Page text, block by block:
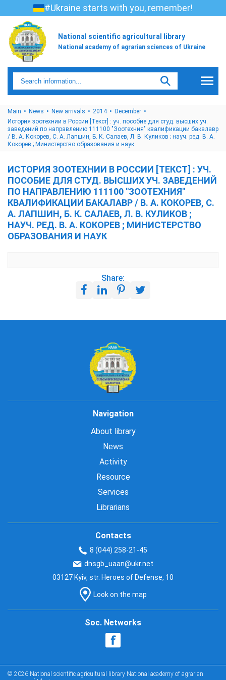
#Ukraine starts with you, remember!
National scientific agricultural library
National academy of agrarian sciences of Ukraine
Main News New arrivals 2014
December
История зоотехнии в России [Текст] : уч. пособие для студ. высших уч.
заведений по направлению 111100 "Зоотехния" квалификации бакалавр
/ В. А. Кокорев, С. А. Лапшин, Б. К. Салаев, Л. В. Куликов ; науч. ред. В. А.
Кокорев ; Министерство образования и наук
ИСТОРИЯ ЗООТЕХНИИ В РОССИИ [ТЕКСТ] : УЧ.
ПОСОБИЕ ДЛЯ СТУД. ВЫСШИХ УЧ. ЗАВЕДЕНИЙ
ПО НАПРАВЛЕНИЮ 111100 "ЗООТЕХНИЯ"
КВАЛИФИКАЦИИ БАКАЛАВР / В. А. КОКОРЕВ, С.
А. ЛАПШИН, Б. К. САЛАЕВ, Л. В. КУЛИКОВ ;
НАУЧ. РЕД. В. А. КОКОРЕВ ; МИНИСТЕРСТВО
ОБРАЗОВАНИЯ И НАУК
Share:
Navigation
About library
News
Activity
Resource
Services
Librarians
Contacts
8 (044) 258-21-45
dnsgb_uaan@ukr.net
03127 Kyiv, str. Heroes of Defense, 10
Look on the map
Soc. Networks
© 2026 National scientific agricultural library National academy of agrarian